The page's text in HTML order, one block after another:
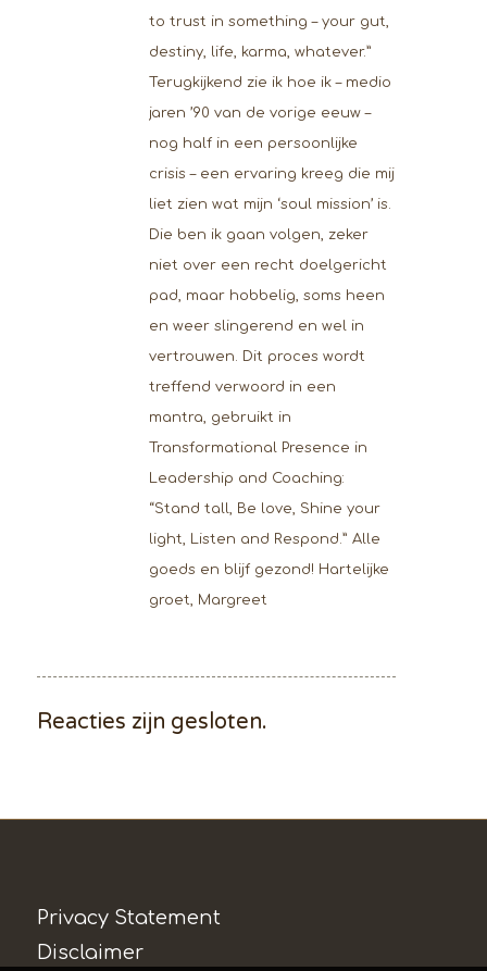
to trust in something – your gut,
destiny, life, karma, whatever.”
Terugkijkend zie ik hoe ik – medio
jaren ’90 van de vorige eeuw –
nog half in een persoonlijke
crisis – een ervaring kreeg die mij
liet zien wat mijn ‘soul mission’ is.
Die ben ik gaan volgen, zeker
niet over een recht doelgericht
pad, maar hobbelig, soms heen
en weer slingerend en wel in
vertrouwen. Dit proces wordt
treffend verwoord in een
mantra, gebruikt in
Transformational Presence in
Leadership and Coaching:
“Stand tall, Be love, Shine your
light, Listen and Respond.” Alle
goeds en blijf gezond! Hartelijke
groet, Margreet
Reacties zijn gesloten.
Privacy Statement
Disclaimer